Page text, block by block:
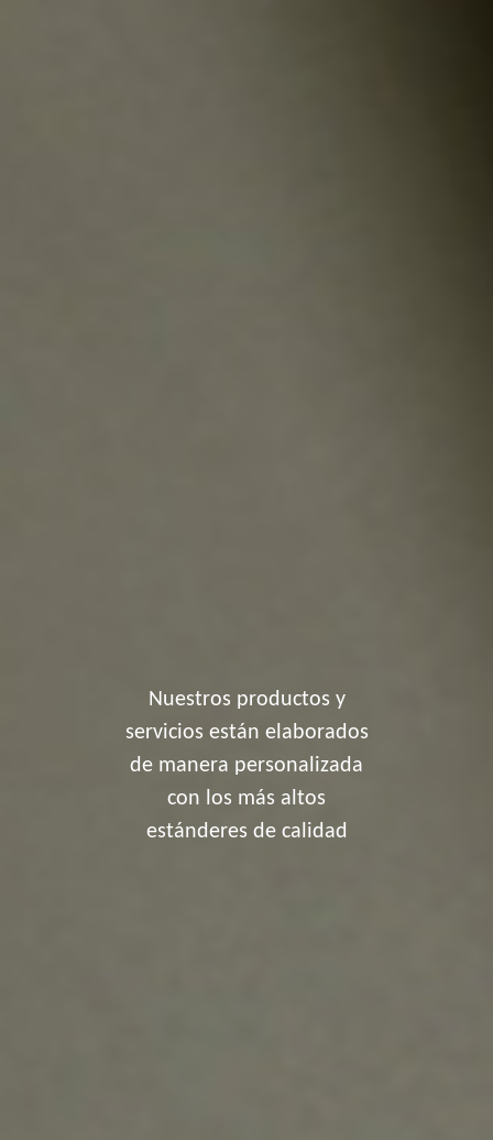
Nuestros productos y
servicios están elaborados
de manera personalizada
con los más altos
estánderes de calidad